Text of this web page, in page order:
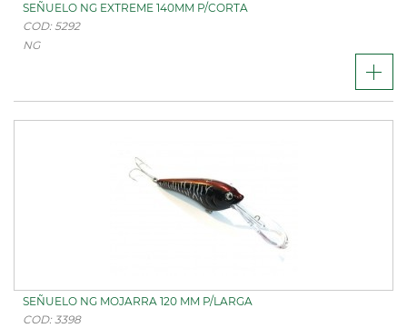
SEÑUELO NG EXTREME 140MM P/CORTA
COD: 5292
NG
SEÑUELO NG MOJARRA 120 MM P/LARGA
COD: 3398